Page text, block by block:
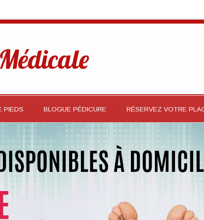
PIEDS BLOGUE PÉDICURE RÉSERVEZ VOTRE